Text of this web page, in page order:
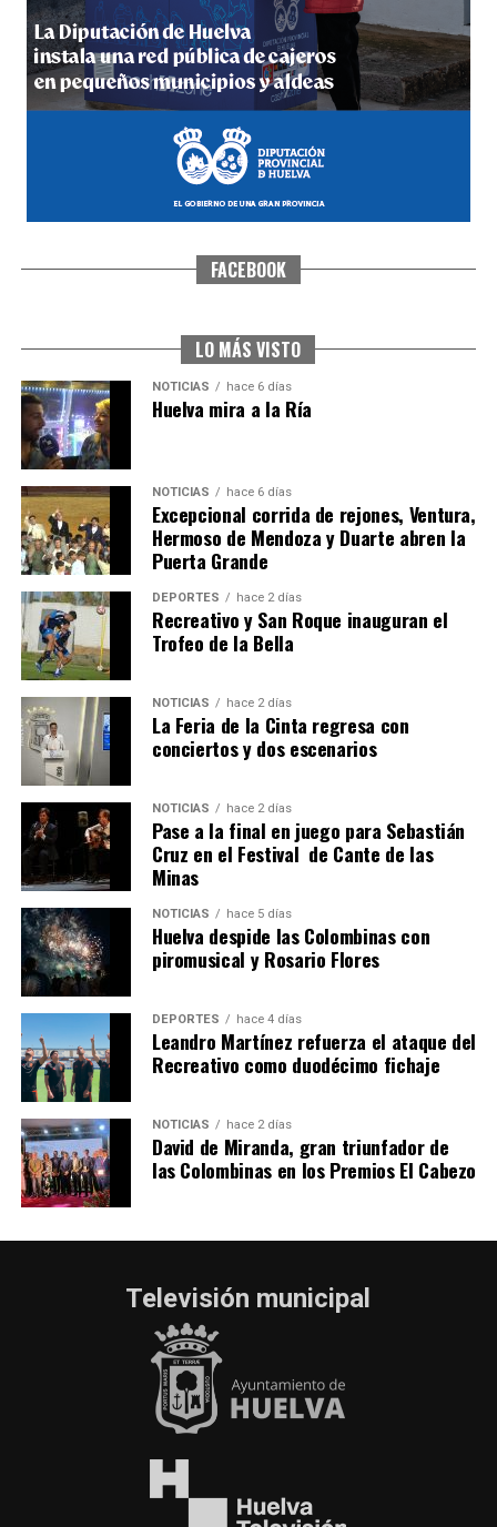
4º DÍA DE LAS FIESTAS COLOMBINAS 2026
hace 1 semana·Huelvatv
SEXTA CORRIDA DE LAS FIESTAS COLOMBINAS
6º DÍA DE LAS FIESTAS COLOMBINAS 2026
hace 5 días Huelvatv
QUINTA CORRIDA DE LAS FIESTAS COLOMBINAS
2026
hace 6 días· Huelvatv
FACEBOOK
LO MÁS VISTO
NOTICIAS hace 6 días
Huelva mira a la Ría
NOTICIAS hace 6 días
Excepcional corrida de rejones, Ventura,
Hermoso de Mendoza y Duarte abren la
Puerta Grande
DEPORTES hace 2 días
Recreativo y San Roque inauguran el
Trofeo de la Bella
NOTICIAS hace 2 días
La Feria de la Cinta regresa con
conciertos y dos escenarios
NOTICIAS hace 2 días
Pase a la final en juego para Sebastián
Cruz en el Festival de Cante de las
Minas
NOTICIAS hace 5 días
Huelva despide las Colombinas con
piromusical y Rosario Flores
DEPORTES hace 4 días
Leandro Martínez refuerza el ataque del
Recreativo como duodécimo fichaje
NOTICIAS hace 2 días
David de Miranda, gran triunfador de
las Colombinas en los Premios El Cabezo
Televisión municipal